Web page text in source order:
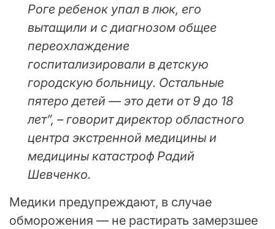
Роге ребенок упал в люк, его
вытащили и с диагнозом общее
переохлаждение
госпитализировали в детскую
городскую больницу. Остальные
пятеро детей — это дети от 9 до 18
лет”, – говорит директор областного
центра экстренной медицины и
медицины катастроф Радий
Шевченко.
Медики предупреждают, в случае
обморожения — не растирать замерзшее